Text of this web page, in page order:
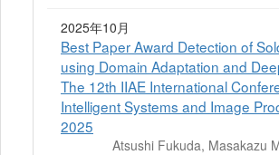
2025年10月
Best Paper Award Detection of
using Domain Adaptation and
The 12th IIAE International
Intelligent Systems and Image
2025
Atsushi Fukuda, Masakazu